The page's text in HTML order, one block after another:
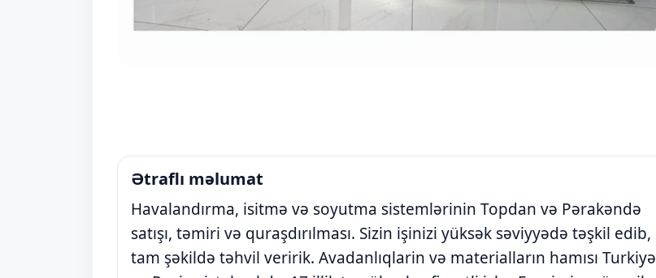
Ətraflı məlumat
Havalandırma, isitmə və soyutma sistemlərinin Topdan və Pərakəndə
satışı, təmiri və quraşdırılması. Sizin işinizi yüksək səviyyədə təşkil edib,
tam şəkildə təhvil veririk. Avadanlıqlarin və materialların hamısı Turkiyə